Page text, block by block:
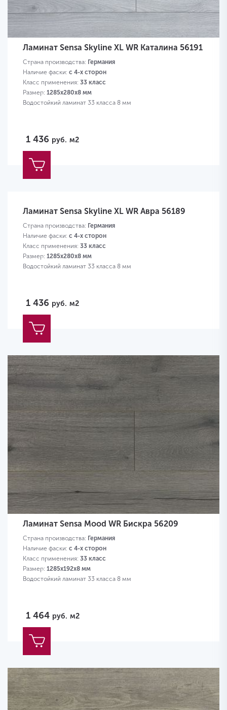
Ламинат Sensa Skyline XL WR Каталина 56191
Страна производства: Германия
Наличие фаски: с 4-х сторон
Класс применения: 33 класс
Размер: 1285х280х8 мм
Водостойкий ламинат 33 класса 8 мм
1 436 руб. м2
Ламинат Sensa Skyline XL WR Авра 56189
Страна производства: Германия
Наличие фаски: с 4-х сторон
Класс применения: 33 класс
Размер: 1285х280х8 мм
Водостойкий ламинат 33 класса 8 мм
1 436 руб. м2
Ламинат Sensa Mood WR Бискра 56209
Страна производства: Германия
Наличие фаски: с 4-х сторон
Класс применения: 33 класс
Размер: 1285х192х8 мм
Водостойкий ламинат 33 класса 8 мм
1 464 руб. м2